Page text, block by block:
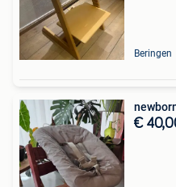
Beringen
€